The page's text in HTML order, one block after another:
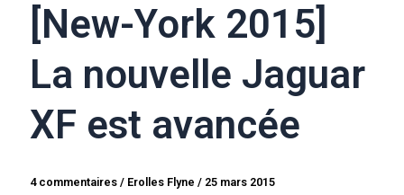
[New-York 2015]
La nouvelle Jaguar
XF est avancée
4 commentaires / Erolles Flyne/ 25 mars 2015